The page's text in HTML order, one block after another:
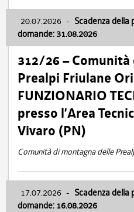
20.07.2026 - Scadenza della
domande: 31.08.2026
312/26 –
Prealpi Friulane
FUNZIONARIO
presso l’Area
Vivaro (PN)
Comunità di montagna delle
17.07.2026 - Scadenza della
domande: 16.08.2026